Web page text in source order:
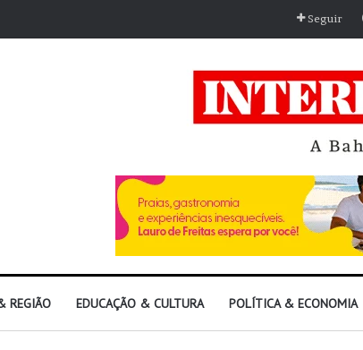
Seguir
REGIÃO EDUCAÇÃO & CULTURA POLÍTICA & ECONOMIA